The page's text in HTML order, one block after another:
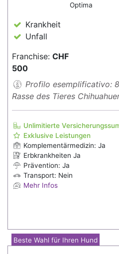
Optima
Krankheit
Unfall
Franchise: CHF
500
Profilo esemplificativo:
Rasse des Tieres
Unlimitierte
Exklusive Leistungen
Komplementärmedizin: Ja
Erbkrankheiten Ja
Prävention: Ja
Transport: Nein
Mehr Infos
Beste Wahl für Ihren Hund